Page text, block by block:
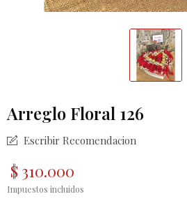
Arreglo Floral 126
Escribir Recomendacion
$ 310.000
Impuestos incluidos